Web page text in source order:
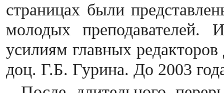
страницах были
молодых преподавателей.
усилиям главных
доц. Г.Б. Гурина. До 2003